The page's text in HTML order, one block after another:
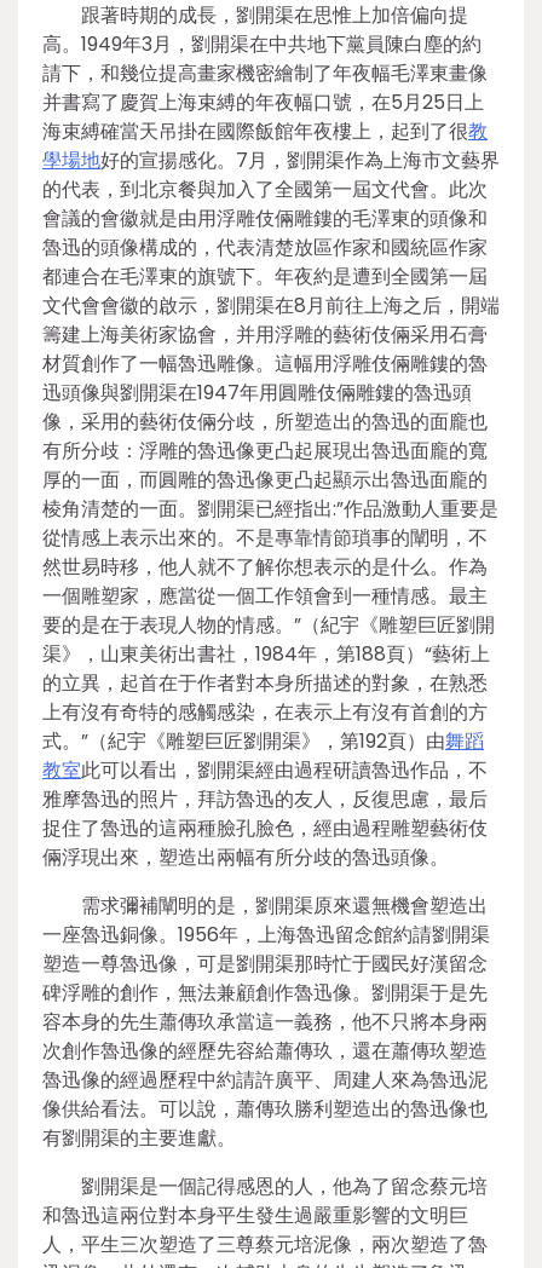
跟著時期的成長，劉開渠在思惟上加倍偏向提
高。1949年3月，劉開渠在中共地下黨員陳白塵的約
請下，和幾位提高畫家機密繪制了年夜幅毛澤東畫像
并書寫了慶賀上海束縛的年夜幅口號，在5月25日上
海束縛確當天吊掛在國際飯館年夜樓上，起到了很教
學場地好的宣揚感化。7月，劉開渠作為上海市文藝界
的代表，到北京餐與加入了全國第一屆文代會。此次
會議的會徽就是由用浮雕伎倆雕鏤的毛澤東的頭像和
魯迅的頭像構成的，代表清楚放區作家和國統區作家
都連合在毛澤東的旗號下。年夜約是遭到全國第一屆
文代會會徽的啟示，劉開渠在8月前往上海之后，開端
籌建上海美術家協會，并用浮雕的藝術伎倆采用石膏
材質創作了一幅魯迅雕像。這幅用浮雕伎倆雕鏤的魯
迅頭像與劉開渠在1947年用圓雕伎倆雕鏤的魯迅頭
像，采用的藝術伎倆分歧，所塑造出的魯迅的面龐也
有所分歧：浮雕的魯迅像更凸起展現出魯迅面龐的寬
厚的一面，而圓雕的魯迅像更凸起顯示出魯迅面龐的
棱角清楚的一面。劉開渠已經指出:”作品激動人重要是
從情感上表示出來的。不是專靠情節瑣事的闡明，不
然世易時移，他人就不了解你想表示的是什么。作為
一個雕塑家，應當從一個工作領會到一種情感。最主
要的是在于表現人物的情感。”（紀宇《雕塑巨匠劉開
渠》，山東美術出書社，1984年，第188頁）“藝術上
的立異，起首在于作者對本身所描述的對象，在熟悉
上有沒有奇特的感觸感染，在表示上有沒有首創的方
式。”（紀宇《雕塑巨匠劉開渠》，第192頁）由舞蹈
教室此可以看出，劉開渠經由過程研讀魯迅作品，不
雅摩魯迅的照片，拜訪魯迅的友人，反復思慮，最后
捉住了魯迅的這兩種臉孔臉色，經由過程雕塑藝術伎
倆浮現出來，塑造出兩幅有所分歧的魯迅頭像。
需求彌補闡明的是，劉開渠原來還無機會塑造出
一座魯迅銅像。1956年，上海魯迅留念館約請劉開渠
塑造一尊魯迅像，可是劉開渠那時忙于國民好漢留念
碑浮雕的創作，無法兼顧創作魯迅像。劉開渠于是先
容本身的先生蕭傳玖承當這一義務，他不只將本身兩
次創作魯迅像的經歷先容給蕭傳玖，還在蕭傳玖塑造
魯迅像的經過歷程中約請許廣平、周建人來為魯迅泥
像供給看法。可以說，蕭傳玖勝利塑造出的魯迅像也
有劉開渠的主要進獻。
劉開渠是一個記得感恩的人，他為了留念蔡元培
和魯迅這兩位對本身平生發生過嚴重影響的文明巨
人，平生三次塑造了三尊蔡元培泥像，兩次塑造了魯